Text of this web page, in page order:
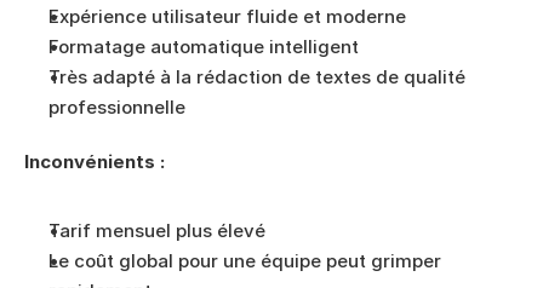
Expérience utilisateur fluide et moderne
Formatage automatique intelligent
Très adapté à la rédaction de textes de qualité
professionnelle
Inconvénients :
Tarif mensuel plus élevé
Le coût global pour une équipe peut grimper